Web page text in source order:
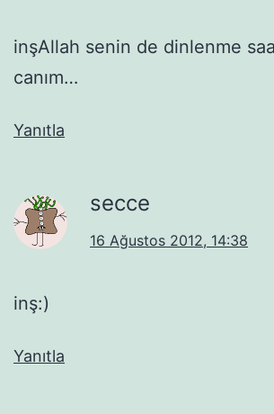
inşAllah senin de dinlenme
canım…
Yanıtla
secce
16 Ağustos 2012, 14:38
inş:)
Yanıtla